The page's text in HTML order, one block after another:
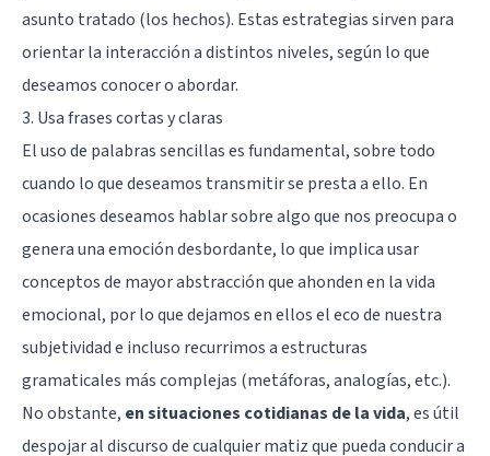
asunto tratado (los hechos). Estas estrategias sirven para
orientar la interacción a distintos niveles, según lo que
deseamos conocer o abordar.
3. Usa frases cortas y claras
El uso de palabras sencillas es fundamental, sobre todo
cuando lo que deseamos transmitir se presta a ello. En
ocasiones deseamos hablar sobre algo que nos preocupa o
genera una emoción desbordante, lo que implica usar
conceptos de mayor abstracción que ahonden en la vida
emocional, por lo que dejamos en ellos el eco de nuestra
subjetividad e incluso recurrimos a estructuras
gramaticales más complejas (metáforas, analogías, etc.).
No obstante, en situaciones cotidianas de la vida, es útil
despojar al discurso de cualquier matiz que pueda conducir a